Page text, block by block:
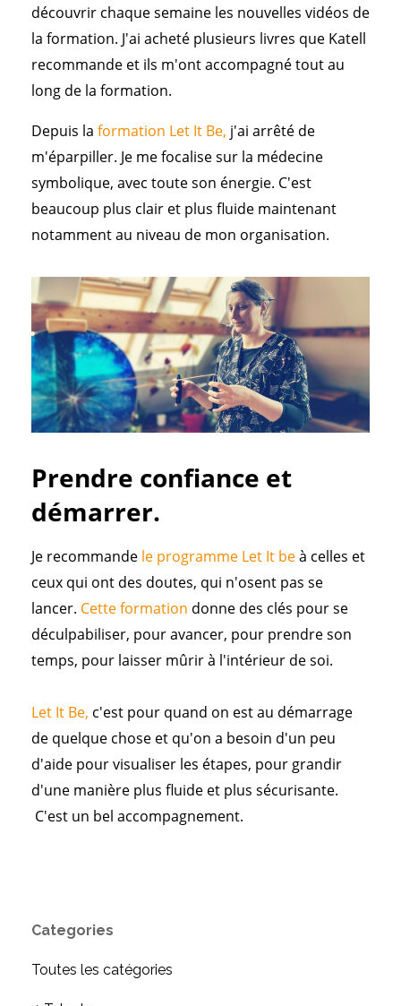
découvrir chaque semaine les nouvelles vidéos de
la formation. J'ai acheté plusieurs livres que Katell
recommande et ils m'ont accompagné tout au
long de la formation.
Depuis la formation Let It Be, j'ai arrêté de
m'éparpiller. Je me focalise sur la médecine
symbolique, avec toute son énergie. C'est
beaucoup plus clair et plus fluide maintenant
notamment au niveau de mon organisation.
Prendre confiance et
démarrer.
Je recommande le programme Let It beà celles et
ceux qui ont des doutes, qui n'osent pas se
lancer. Cette formation donne des clés pour se
déculpabiliser, pour avancer, pour prendre son
temps, pour laisser mûrir à l'intérieur de soi.
Let It Be, c'est pour quand on est au démarrage
de quelque chose et qu'on a besoin d'un peu
d'aide pour visualiser les étapes, pour grandir
d'une manière plus fluide et plus sécurisante.
C'est un bel accompagnement.
Categories
Toutes les catégories